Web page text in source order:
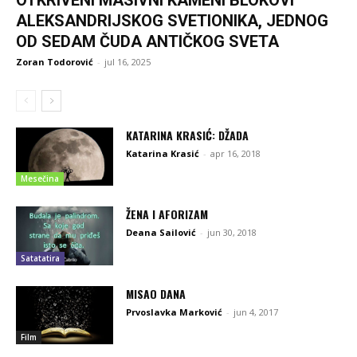
ALEKSANDRIJSKOG SVETIONIKA, JEDNOG
OD SEDAM ČUDA ANTIČKOG SVETA
Zoran Todorović - jul 16, 2025
Mesečina
KATARINA KRASIĆ: DŽADA
Katarina Krasić - apr 16, 2018
Satatatira
ŽENA I AFORIZAM
Deana Sailović - jun 30, 2018
Film
MISAO DANA
Prvoslavka Marković - jun 4, 2017